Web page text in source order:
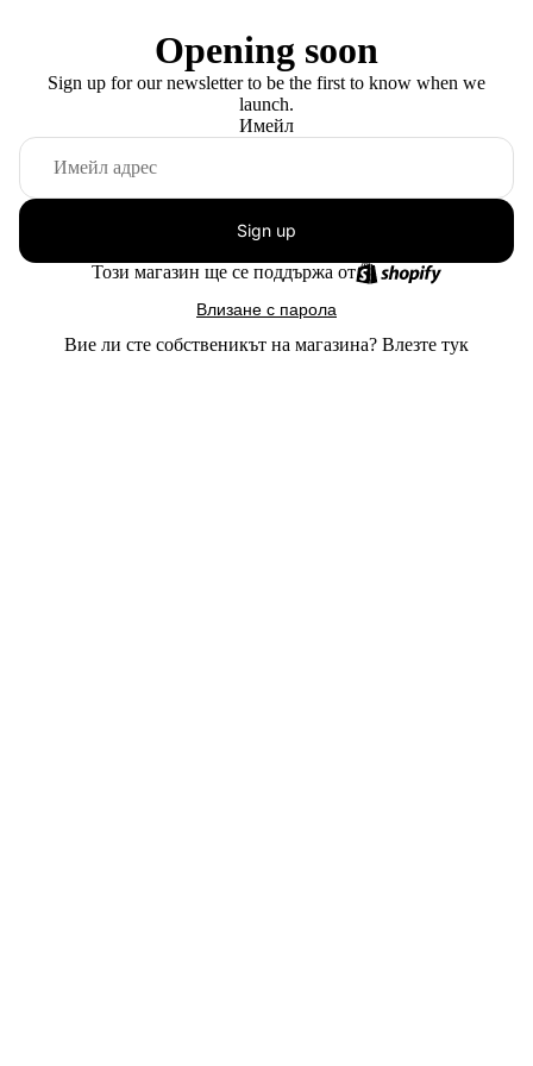
Opening soon
Sign up for our newsletter to be the first to know when we
launch.
Имейл
Sign up
Този магазин ще се поддържа от
Влизане с парола
Вие ли сте собственикът на магазина? Влезте тук